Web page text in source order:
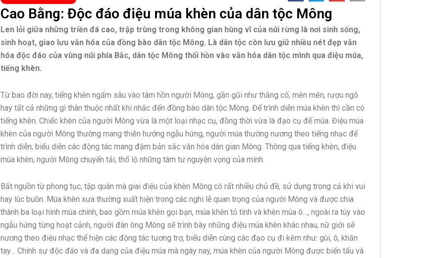
Cao Bằng: Độc đáo điệu múa khèn của dân tộc Mông
Len lỏi giữa những triền đá cao, trập trùng trong không gian hùng vĩ của núi rừng là nơi sinh sống,
sinh hoạt, giao lưu văn hóa của đồng bào dân tộc Mông. Là dân tộc còn lưu giữ nhiều nét đẹp văn
hóa độc đáo của vùng núi phía Bắc, dân tộc Mông thổi hồn vào văn hóa dân tộc mình qua điệu múa,
tiếng khèn.
Từ bao đời nay, tiếng khèn ngấm sâu vào tâm hồn người Mông, gần gũi như thắng cố, mèn mén, rượu ngô
hay tất cả những gì thân thuộc nhất khi nhắc đến đồng bào dân tộc Mông. Để trình diễn múa khèn thì cần có
tiếng khèn. Chiếc khèn của người Mông vừa là một loại nhạc cụ, đồng thời vừa là đạo cụ để múa. Điệu múa
khèn của người Mông thường mang thiên hướng ngẫu hứng, người múa thường nương theo tiếng nhạc để
trình diễn, biểu diễn các động tác mang đậm bản sắc văn hóa dân gian Mông. Thông qua tiếng khèn, điệu
múa khèn, người Mông chuyển tải, thổ lộ những tâm tư nguyện vọng của mình.
Bắt nguồn từ phong tục, tập quán mà giai điệu của khèn Mông có rất nhiều chủ đề, sử dụng trong cả khi vui
hay lúc buồn. Múa khèn xưa thường xuất hiện trong các nghi lễ quan trọng của người Mông và được chia
thành ba loại hình múa chính, bao gồm múa khèn gọi bạn, múa khèn tỏ tình và khèn múa ô…, ngoài ra tùy vào
ngẫu hứng từng hoạt cảnh, người đàn ông Mông sẽ trình bày những điệu múa khèn khác nhau, nữ giới sẽ
nương theo điệu nhạc thể hiện các động tác tương trợ, biểu diễn cùng các đạo cụ đi kèm như: gùi, ô, khăn
tay… Chính sự độc đáo và đa dạng của điệu múa mà ngày nay, múa khèn của người Mông được biến tấu và